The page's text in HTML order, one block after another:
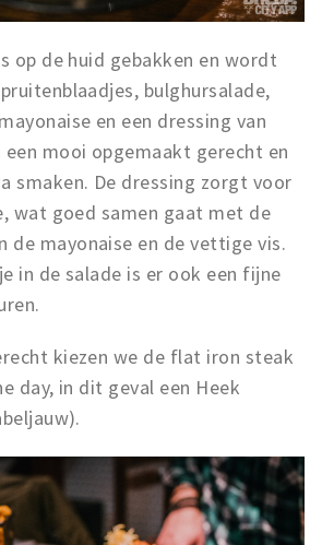
op de huid gebakken en wordt
bulghursalade,
en een dressing van
mooi opgemaakt gerecht en
smaken. De dressing zorgt voor
wat goed samen gaat met de
de mayonaise en de vettige vis.
in de salade is er ook een fijne
kiezen we de flat iron steak
day, in dit geval een Heek